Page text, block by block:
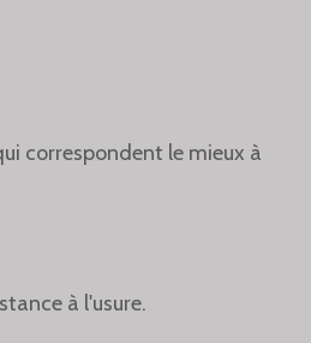
correspondent le mieux à
à l'usure.